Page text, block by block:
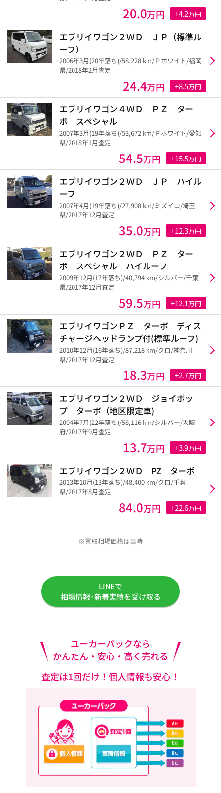
20.0万円 +4.2万円
エブリイワゴン２ＷＤ ＪＰ（標準ル
ーフ）
2006年3月(20年落ち)/58,228 km/Ｐホワイト/福岡
県/2018年2月査定
24.4万円 +8.5万円
エブリイワゴン４ＷＤ ＰＺ ター
ボ スペシャル
2007年3月(19年落ち)/53,672 km/Ｐホワイト/愛知
県/2018年1月査定
54.5万円 +15.5万円
エブリイワゴン２ＷＤ ＪＰ ハイル
ーフ
2007年4月(19年落ち)/27,908 km/ミズイロ/埼玉
県/2017年12月査定
35.0万円 +12.3万円
エブリイワゴン２ＷＤ ＰＺ ター
ボ スペシャル ハイルーフ
2009年12月(17年落ち)/40,794 km/シルバー/千葉
県/2017年12月査定
59.5万円 +12.1万円
エブリイワゴンＰＺ ターボ ディス
チャージヘッドランプ付(標準ルーフ)
2010年12月(16年落ち)/87,218 km/クロ/神奈川
県/2017年12月査定
18.3万円 +2.7万円
エブリイワゴン２ＷＤ ジョイポッ
プ ターボ（地区限定車)
2004年7月(22年落ち)/58,116 km/シルバー/大阪
府/2017年9月査定
13.7万円 +3.9万円
エブリイワゴン２ＷＤ PZ ターボ
2013年10月(13年落ち)/48,400 km/クロ/千葉
県/2017年8月査定
84.0万円 +22.6万円
※買取相場価格は当時
LINEで
相場情報･新着実績を受け取る
ユーカーパックなら
かんたん・安心・高く売れる
査定は1回だけ！個人情報も安心！